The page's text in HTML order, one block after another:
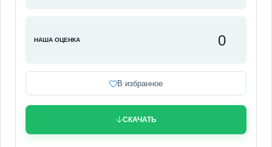
НАША ОЦЕНКА 0
В избранное
СКАЧАТЬ